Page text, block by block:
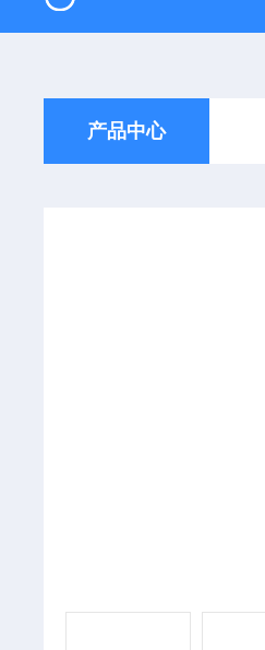
产品中心